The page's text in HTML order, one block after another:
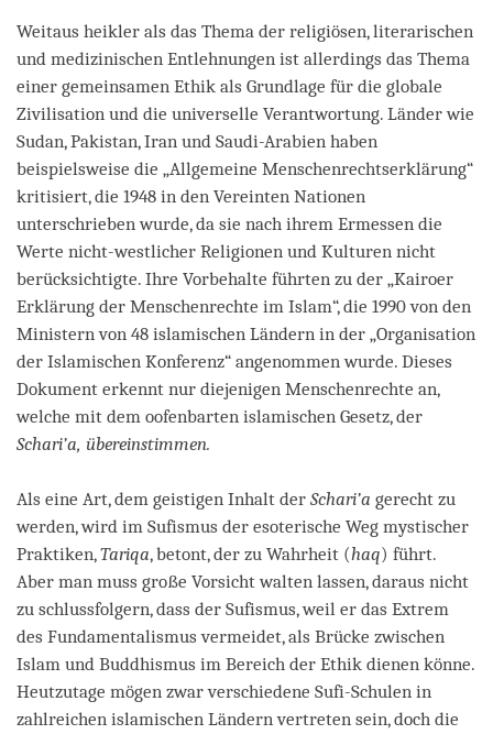
Weitaus heikler als das Thema der religiösen, literarischen
und medizinischen Entlehnungen ist allerdings das Thema
einer gemeinsamen Ethik als Grundlage für die globale
Zivilisation und die universelle Verantwortung. Länder wie
Sudan, Pakistan, Iran und Saudi-Arabien haben
beispielsweise die „Allgemeine Menschenrechtserklärung“
kritisiert, die 1948 in den Vereinten Nationen
unterschrieben wurde, da sie nach ihrem Ermessen die
Werte nicht-westlicher Religionen und Kulturen nicht
berücksichtigte. Ihre Vorbehalte führten zu der „Kairoer
Erklärung der Menschenrechte im Islam“, die 1990 von den
Ministern von 48 islamischen Ländern in der „Organisation
der Islamischen Konferenz“ angenommen wurde. Dieses
Dokument erkennt nur diejenigen Menschenrechte an,
welche mit dem oofenbarten islamischen Gesetz, der
Schari’a, übereinstimmen.
Als eine Art, dem geistigen Inhalt der Schari’a gerecht zu
werden, wird im Sufismus der esoterische Weg mystischer
Praktiken,Tariqa, betont, der zu Wahrheit (haq) führt.
Aber man muss große Vorsicht walten lassen, daraus nicht
zu schlussfolgern, dass der Sufismus, weil er das Extrem
des Fundamentalismus vermeidet, als Brücke zwischen
Islam und Buddhismus im Bereich der Ethik dienen könne.
Heutzutage mögen zwar verschiedene Sufi-Schulen in
zahlreichen islamischen Ländern vertreten sein, doch die